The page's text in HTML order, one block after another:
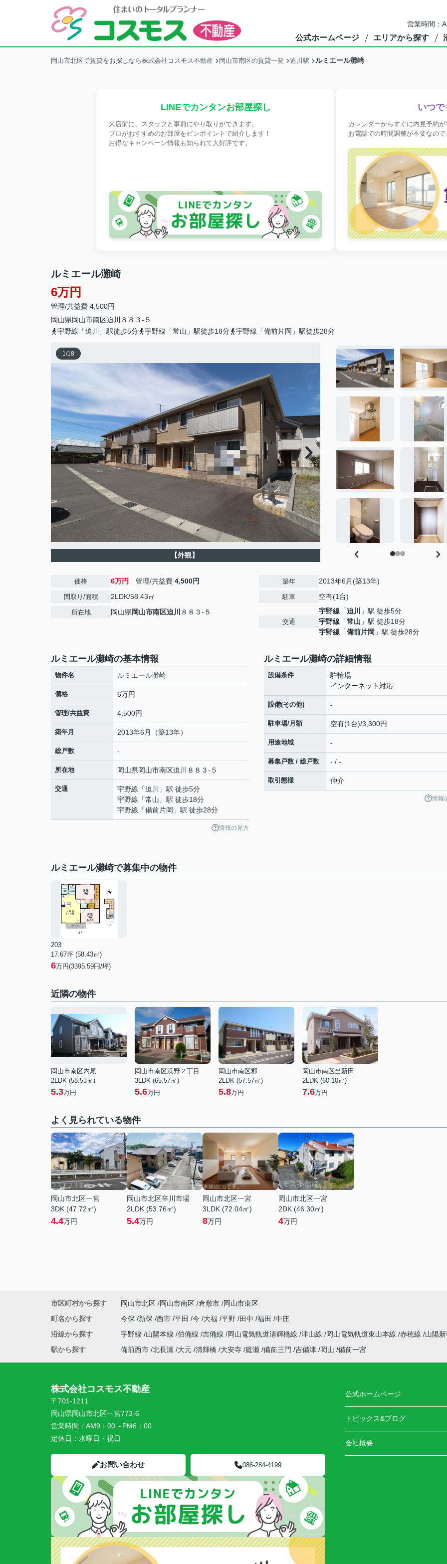
営業時間：
公式ホームページ エリアから探す
岡山市北区で賃貸をお探しなら株式会社コスモス不動産 岡山市南区の賃貸一覧 迫川駅 ルミエール灘崎
LINEでカンタンお部屋探し
来店前に、スタッフと事前にやり取りができます。
プロがおすすめのお部屋をピンポイントで紹介します！
お得なキャンペーン情報も知られて大好評です。
いつ
カレンダーからすぐに内見予約
お電話での時間調整が不要なの
ルミエール灘崎
6万円
管理/共益費 4,500円
岡山県岡山市南区迫川 ８８３-５
宇野線「迫川」駅徒歩5分
宇野線「常山」駅徒歩18分 宇野線「備前片岡」駅徒歩28分
1/18
【外観】
価格 6万円 管理/共益費 4,500円
間取り/面積 2LDK/58.43㎡
所在地 岡山県岡山市南区迫川 ８８３-５
築年 2013年6月(築13年)
駐車 空有(1台)
交通
宇野線 「迫川
」駅 徒歩5分
宇野線 「常山 」駅 徒歩18分
宇野線 「備前片岡 」駅 徒歩28分
ルミエール灘崎の基本情報
物件名 ルミエール灘崎
価格 6万円
管理/共益費 4,500円
築年月 2013年6月（築13年）
総戸数 -
所在地 岡山県岡山市南区迫川 ８８３-５
交通 宇野線 「迫川
」駅 徒歩5分
宇野線 「常山 」駅 徒歩18分
宇野線 「備前片岡 」駅 徒歩28分
情報の見方
ルミエール灘崎の詳細情報
設備条件
駐輪場
インターネット対応
設備(その他) -
駐車場/月額 空有(1台)/3,300円
用途地域 -
募集戸数 / 総戸数 - / -
取引態様 仲介
情報
ルミエール灘崎で募集中の物件
203
17.67坪 (58.43㎡)
6万円(3395.59円/坪)
近隣の物件
岡山市南区内尾
2LDK (58.53㎡)
5.3万円
岡山市南区浜野２丁目
3LDK (65.57㎡)
5.6万円
岡山市南区郡
2LDK (57.57㎡)
5.8万円
岡山市南区当新田
2LDK (60.10㎡)
7.6万円
よく見られている物件
岡山市北区一宮
3DK (47.72㎡)
4.4万円
岡山市北区辛川市場
2LDK (53.76㎡)
5.4万円
岡山市北区一宮
3LDK (72.04㎡)
8万円
岡山市北区一宮
2DK (46.30㎡)
4万円
市区町村から探す 岡山市北区 岡山市南区 倉敷市
岡山市東区
町名から探す
今保 新保 西市 平田 今 大福 平野 田中 福田
中庄
沿線から探す
宇野線 山陽本線 伯備線 吉備線 岡山電気軌道清輝橋線 津山線 岡山電気軌道東山本線 赤穂線
山陽
駅から探す
備前西市 北長瀬 大元 清輝橋 大安寺 庭瀬 備前三門 吉備津 岡山 備前一宮
株式会社コスモス不動産
〒701-1211
岡山県岡山市北区一宮773-6
営業時間： AM9：00～PM6：00
定休日： 水曜日・祝日
お問い合わせ 086-284-4199
公式ホームページ
トピックス&ブログ
会社概要